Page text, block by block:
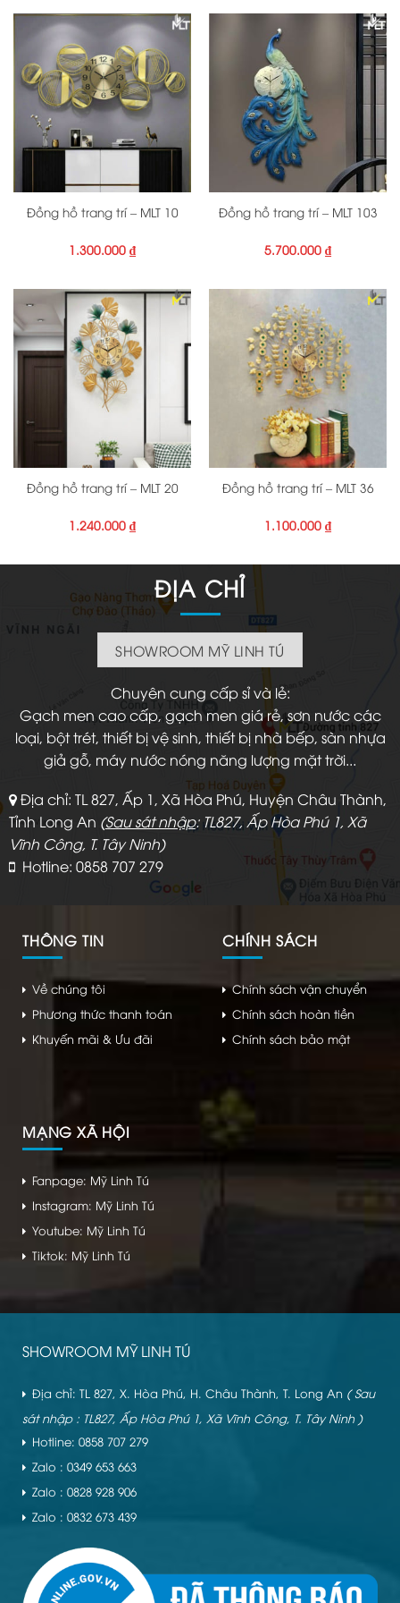
Đồng hồ trang trí – MLT 10
1.300.000 ₫
Đồng hồ trang trí – MLT 103
5.700.000 ₫
Đồng hồ trang trí – MLT 20
1.240.000 ₫
Đồng hồ trang trí – MLT 36
1.100.000 ₫
ĐỊA CHỈ
SHOWROOM MỸ LINH TÚ
Chuyên cung cấp sỉ và lẻ:
Gạch men cao cấp, gạch men giá rẻ, sơn nước các
loại, bột trét, thiết bị vệ sinh, thiết bị nhà bếp, sàn nhựa
giả gỗ, máy nước nóng năng lượng mặt trời...
Địa chỉ: TL 827, Ấp 1, Xã Hòa Phú, Huyện Châu Thành,
Tỉnh Long An (Sau sát nhập: TL827, Ấp Hòa Phú 1, Xã
Vĩnh Công, T. Tây Ninh)
Hotline: 0858 707 279
THÔNG TIN
Về chúng tôi
Phương thức thanh toán
Khuyến mãi & Ưu đãi
CHÍNH SÁCH
Chính sách vận chuyển
Chính sách hoàn tiền
Chính sách bảo mật
MẠNG XÃ HỘI
Fanpage: Mỹ Linh Tú
Instagram: Mỹ Linh Tú
Youtube: Mỹ Linh Tú
Tiktok: Mỹ Linh Tú
SHOWROOM MỸ LINH TÚ
Địa chỉ: TL 827, X. Hòa Phú, H. Châu Thành, T. Long An ( Sau
sát nhập : TL827, Ấp Hòa Phú 1, Xã Vĩnh Công, T. Tây Ninh )
Hotline: 0858 707 279
Zalo : 0349 653 663
Zalo : 0828 928 906
Zalo : 0832 673 439